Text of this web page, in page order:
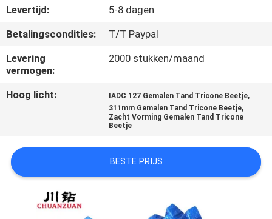
VERZOEK
OM
EEN
CITAAT
Levertijd:
5-8 dagen
Betalingscondities:
T/T Paypal
Levering
vermogen:
2000 stukken/maand
Hoog licht: IADC 127 Gemalen Tand Tricone Beetje,
311mm Gemalen Tand Tricone Beetje,
Zacht Vorming Gemalen Tand Tricone
Beetje
BESTE PRIJS